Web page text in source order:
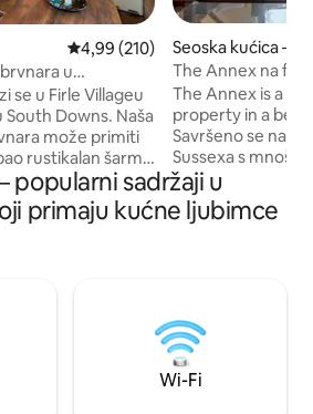
Prosječna ocjena: 4,99/5,
4,99 (210)
u
parku
se u Firle Villageu
Downs. Naša
može primiti
rustikalan šarm
Postoji stražnja
za sjedenje.
za vjenčanja u
i Firleu ili
Lewes ili
Seoska kućica –
The Annex na
The Annex is a
property in a
Savršeno se
Sussexa s
atrakcija i
vožnja do
za jednodnevne
prostrane,
Mali psi koji se
su uz dodatnu
popularni sadržaji u
primaju kućne ljubimce
Wi-Fi